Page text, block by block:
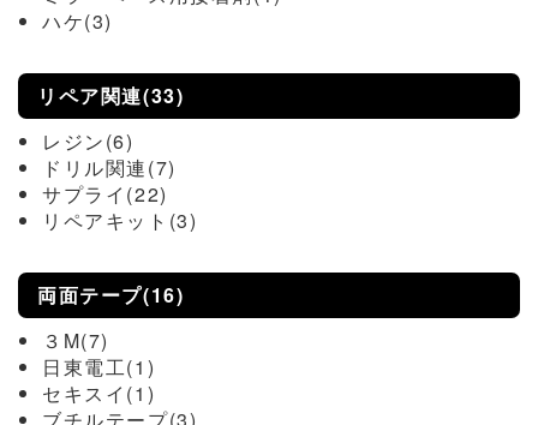
ハケ(3)
リペア関連(33)
レジン(6)
ドリル関連(7)
サプライ(22)
リペアキット(3)
両面テープ(16)
３M(7)
日東電工(1)
セキスイ(1)
ブチルテープ(3)